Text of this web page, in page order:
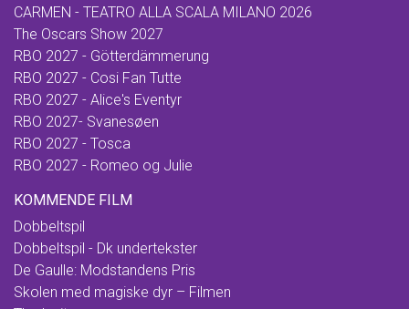
CARMEN - TEATRO ALLA SCALA MILANO 2026
The Oscars Show 2027
RBO 2027 - Götterdämmerung
RBO 2027 - Cosi Fan Tutte
RBO 2027 - Alice's Eventyr
RBO 2027- Svanesøen
RBO 2027 - Tosca
RBO 2027 - Romeo og Julie
KOMMENDE FILM
Dobbeltspil
Dobbeltspil - Dk undertekster
De Gaulle: Modstandens Pris
Skolen med magiske dyr – Filmen